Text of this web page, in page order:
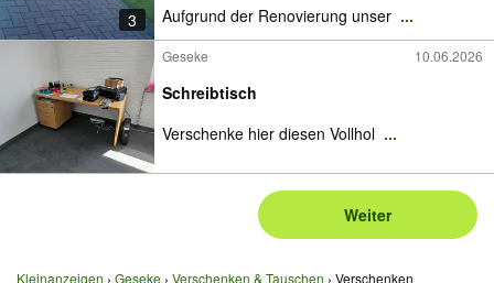
3 Aufgrund der Renovierung unser ...
Geseke 10.06.2026
Schreibtisch
Verschenke hier diesen Vollhol ...
Weiter
Kleinanzeigen Geseke Verschenken & Tauschen Verschenken